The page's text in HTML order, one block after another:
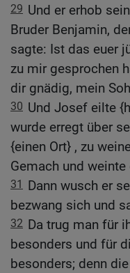
29 Und er erhob
Bruder Benjamin,
sagte: Ist das euer
zu mir gesprochen
dir gnädig, mein
30 Und Josef eilte
wurde erregt über
{einen Ort} , zu
Gemach und weinte
31
Dann wusch er
bezwang sich und
32 Da trug man für
besonders und für
besonders; denn